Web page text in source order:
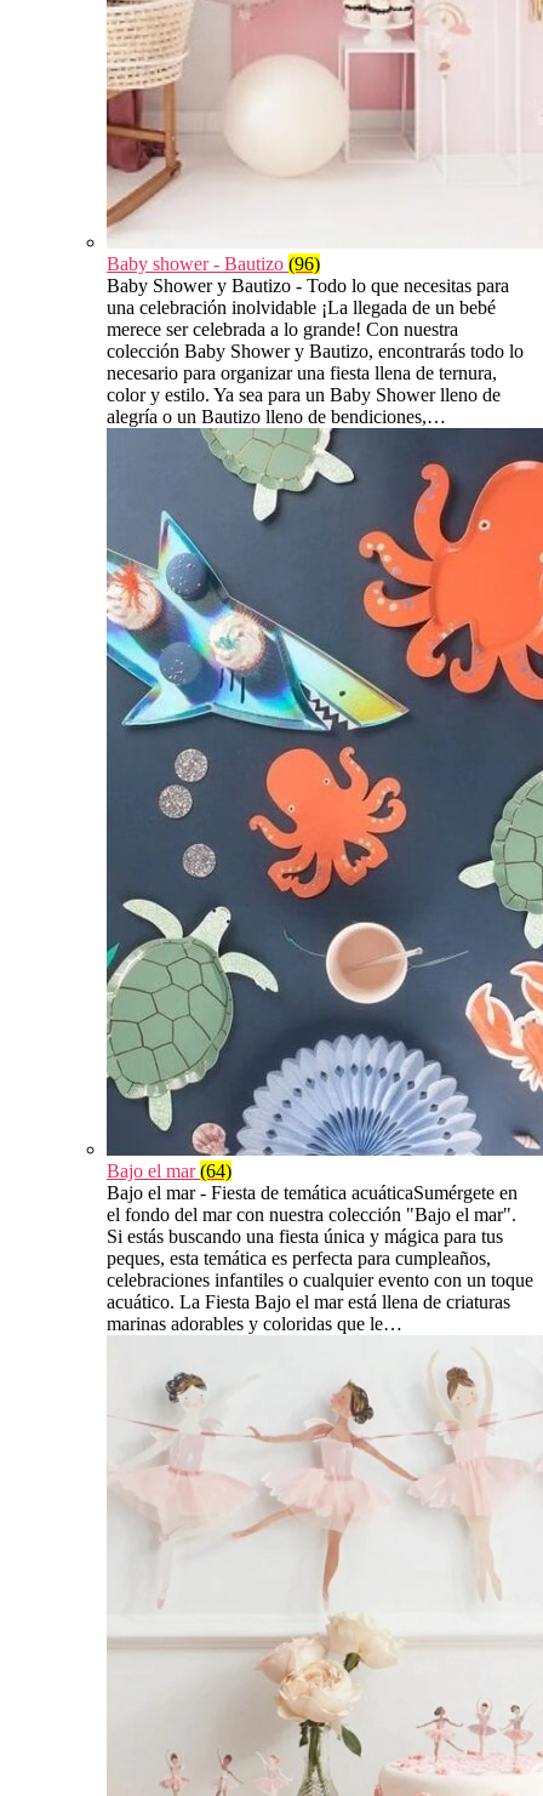
Baby shower - Bautizo (96)
Baby Shower y Bautizo - Todo lo que necesitas para
una celebración inolvidable ¡La llegada de un bebé
merece ser celebrada a lo grande! Con nuestra
colección Baby Shower y Bautizo, encontrarás todo lo
necesario para organizar una fiesta llena de ternura,
color y estilo. Ya sea para un Baby Shower lleno de
alegría o un Bautizo lleno de bendiciones,…
Bajo el mar(64)
Bajo el mar - Fiesta de temática acuáticaSumérgete en
el fondo del mar con nuestra colección "Bajo el mar".
Si estás buscando una fiesta única y mágica para tus
peques, esta temática es perfecta para cumpleaños,
celebraciones infantiles o cualquier evento con un toque
acuático. La Fiesta Bajo el mar está llena de criaturas
marinas adorables y coloridas que le…